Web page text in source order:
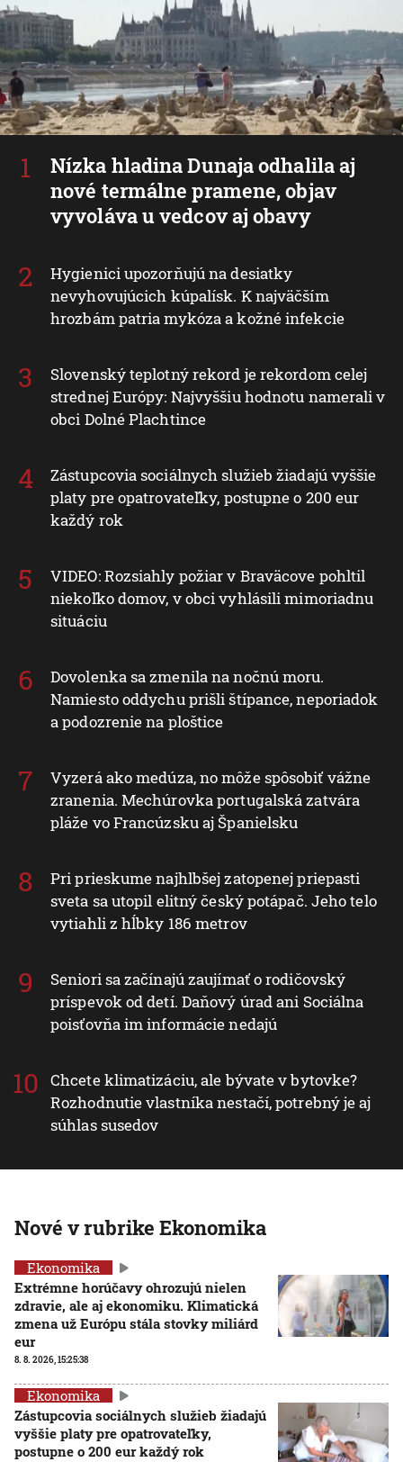
Nízka hladina Dunaja odhalila aj
nové termálne pramene, objav
vyvoláva u vedcov aj obavy
Hygienici upozorňujú na desiatky
nevyhovujúcich kúpalísk. K najväčším
hrozbám patria mykóza a kožné infekcie
Slovenský teplotný rekord je rekordom celej
strednej Európy: Najvyššiu hodnotu namerali v
obci Dolné Plachtince
Zástupcovia sociálnych služieb žiadajú vyššie
platy pre opatrovateľky, postupne o 200 eur
každý rok
VIDEO: Rozsiahly požiar v Braväcove pohltil
niekoľko domov, v obci vyhlásili mimoriadnu
situáciu
Dovolenka sa zmenila na nočnú moru.
Namiesto oddychu prišli štípance, neporiadok
a podozrenie na ploštice
Vyzerá ako medúza, no môže spôsobiť vážne
zranenia. Mechúrovka portugalská zatvára
pláže vo Francúzsku aj Španielsku
Pri prieskume najhlbšej zatopenej priepasti
sveta sa utopil elitný český potápač. Jeho telo
vytiahli z hĺbky 186 metrov
Seniori sa začínajú zaujímať o rodičovský
príspevok od detí. Daňový úrad ani Sociálna
poisťovňa im informácie nedajú
Chcete klimatizáciu, ale bývate v bytovke?
Rozhodnutie vlastníka nestačí, potrebný je aj
súhlas susedov
Nové v rubrike Ekonomika
Ekonomika
Extrémne horúčavy ohrozujú nielen
zdravie, ale aj ekonomiku. Klimatická
zmena už Európu stála stovky miliárd
eur
8. 8. 2026, 15:25:38
Ekonomika
Zástupcovia sociálnych služieb žiadajú
vyššie platy pre opatrovateľky,
postupne o 200 eur každý rok